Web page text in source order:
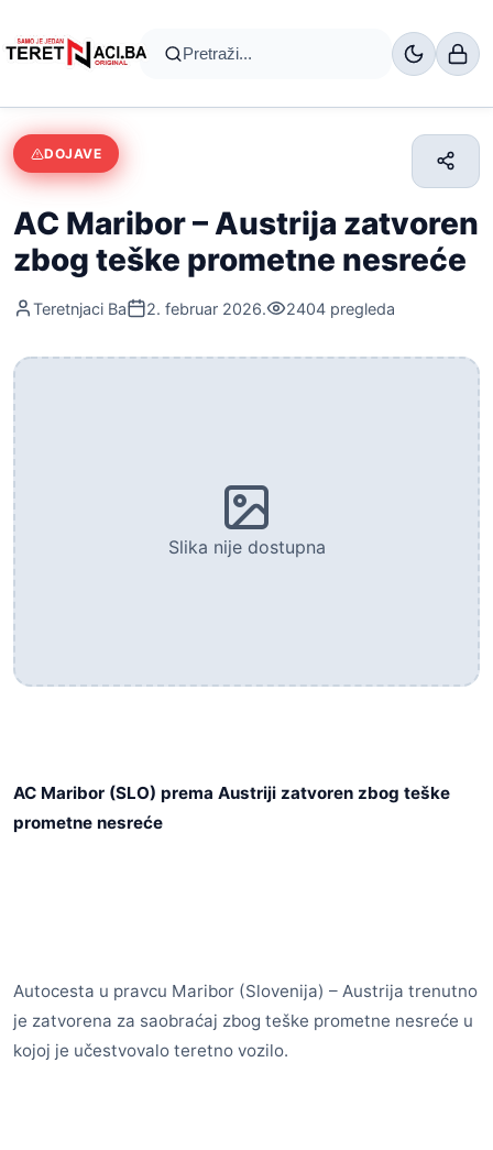
DOJAVE
AC Maribor – Austrija zatvoren
zbog teške prometne nesreće
Teretnjaci Ba 2. februar 2026. 2404 pregleda
Slika nije dostupna
AC Maribor (SLO) prema Austriji zatvoren zbog teške
prometne nesreće
Autocesta u pravcu Maribor (Slovenija) – Austrija trenutno
je zatvorena za saobraćaj zbog teške prometne nesreće u
kojoj je učestvovalo teretno vozilo.